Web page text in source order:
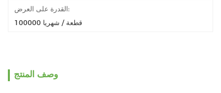
القدرة على العرض:
100000 قطعة / شهريا
وصف المنتج